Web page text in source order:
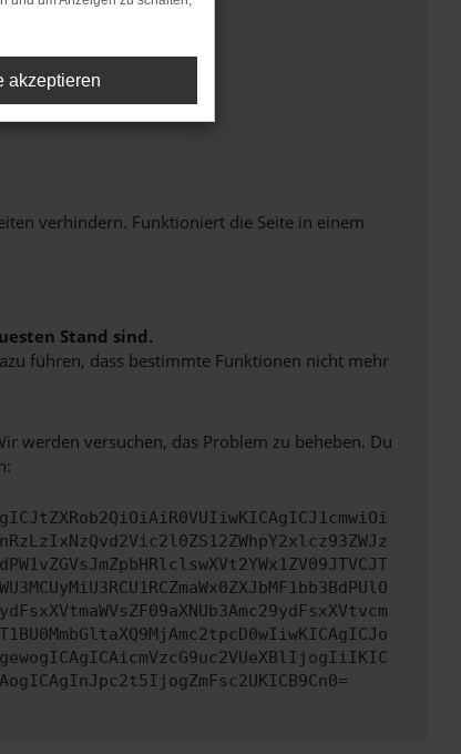
verhindern. Funktioniert die Seite in einem
Stand sind.
führen, dass bestimmte Funktionen nicht mehr
werden versuchen, das Problem zu beheben. Du
akzeptieren